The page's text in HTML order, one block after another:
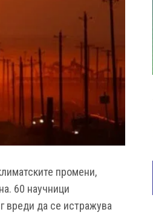
промени,
60 научници
вреди да се истражува